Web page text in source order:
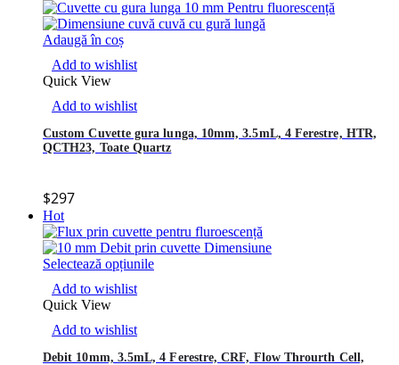
Adaugă în coș
Add to wishlist
Quick View
Add to wishlist
Custom Cuvette gura lunga, 10mm, 3.5mL, 4 Ferestre, HTR,
QCTH23, Toate Quartz
$297
Hot
Selectează opțiunile
Add to wishlist
Quick View
Add to wishlist
Debit 10mm, 3.5mL, 4 Ferestre, CRF, Flow Throurth Cell,